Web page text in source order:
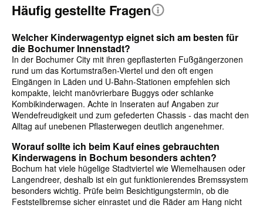
Häufig gestellte Fragen
Welcher Kinderwagentyp eignet sich am besten für
die Bochumer Innenstadt?
In der Bochumer City mit ihren gepflasterten Fußgängerzonen
rund um das Kortumstraßen-Viertel und den oft engen
Eingängen in Läden und U-Bahn-Stationen empfehlen sich
kompakte, leicht manövrierbare Buggys oder schlanke
Kombikinderwagen. Achte in Inseraten auf Angaben zur
Wendefreudigkeit und zum gefederten Chassis - das macht den
Alltag auf unebenen Pflasterwegen deutlich angenehmer.
Worauf sollte ich beim Kauf eines gebrauchten
Kinderwagens in Bochum besonders achten?
Bochum hat viele hügelige Stadtviertel wie Wiemelhausen oder
Langendreer, deshalb ist ein gut funktionierendes Bremssystem
besonders wichtig. Prüfe beim Besichtigungstermin, ob die
Feststellbremse sicher einrastet und die Räder am Hang nicht